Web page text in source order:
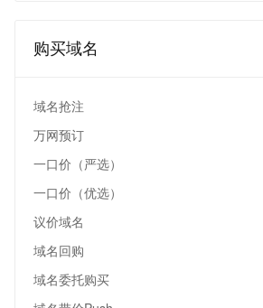
购买域名
域名抢注
万网预订
一口价（严选）
一口价（优选）
议价域名
域名回购
域名委托购买